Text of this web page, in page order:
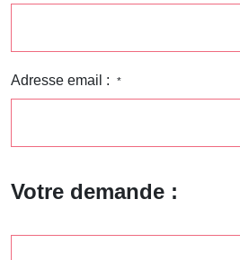
Adresse email : *
Votre demande :